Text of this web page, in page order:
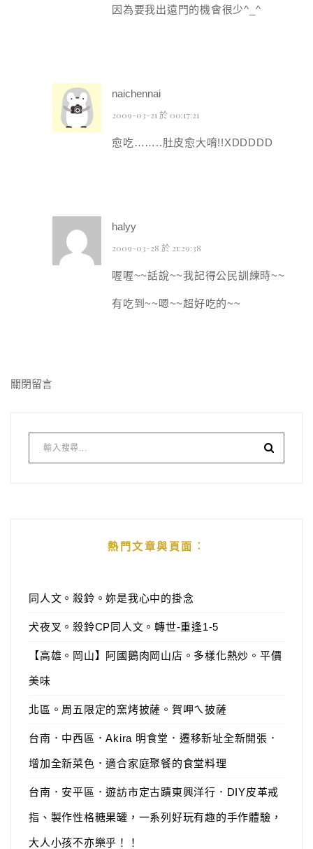
因為要我出遠門的機會很少^_^
naichennai
2009-03-21 於 00:17:21
愈吃……..肚皮愈大唷!!XDDDDD
halyy
2009-03-28 於 21:29:38
喔喔~~話說~~我記得公民訓練時~~
有吃到~~嗯~~超好吃的~~
關閉留言
熱門文章與頁面︰
同人文。殺鈴。妳是我心中的掛念
犬夜叉。殺鈴CP同人文。轉世-重逢1-5
【高雄。岡山】阿國鵝肉岡山店。多樣化熱炒。平價
美味
北區。周五限定的窯烤披薩。賀呷ㄟ披薩
台南．中西區．Akira 明食堂．遷移新址全新開張．
增加全新菜色．適合家庭聚餐的食堂料理
台南．安平區．遊訪市定古蹟東興洋行．DIY皮革戒
指、製作性格糖果罐，一系列好玩有趣的手作體驗，
大人小孩不亦樂乎！！